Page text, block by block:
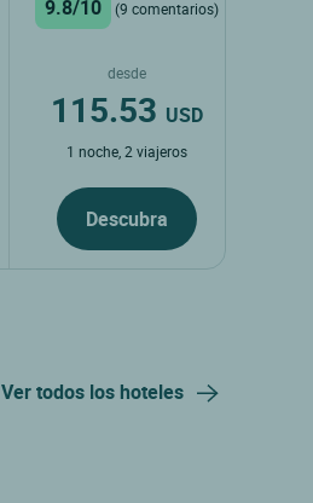
9.8/10 (9 comentarios)
desde
115.53 USD
1 noche, 2 viajeros
Descubra
Ver todos los hoteles